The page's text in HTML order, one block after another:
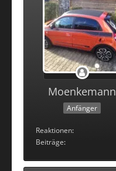
Moenkemann
Anfänger
Reaktionen
Beiträge